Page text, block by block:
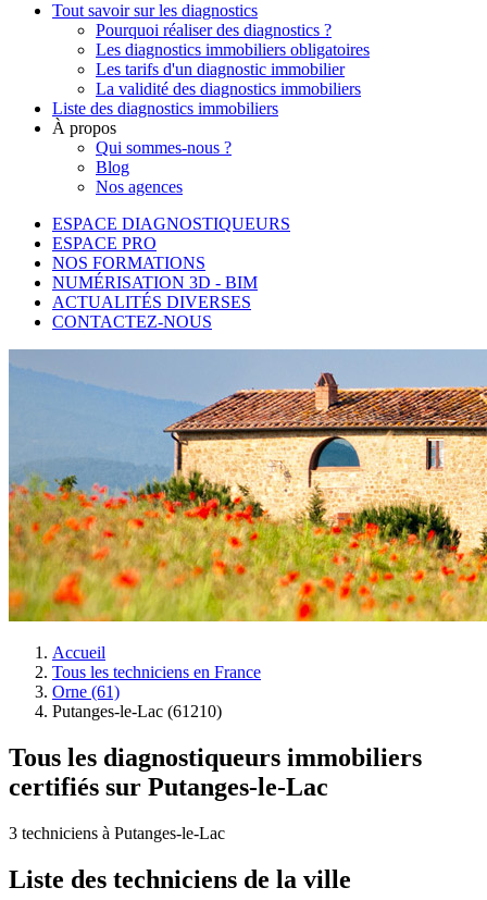
Tout savoir sur les diagnostics
Pourquoi réaliser des diagnostics ?
Les diagnostics immobiliers obligatoires
Les tarifs d'un diagnostic immobilier
La validité des diagnostics immobiliers
Liste des diagnostics immobiliers
À propos
Qui sommes-nous ?
Blog
Nos agences
ESPACE DIAGNOSTIQUEURS
ESPACE PRO
NOS FORMATIONS
NUMÉRISATION 3D - BIM
ACTUALITÉS DIVERSES
CONTACTEZ-NOUS
Accueil
Tous les techniciens en France
Orne (61)
Putanges-le-Lac (61210)
Tous les diagnostiqueurs immobiliers
certifiés sur Putanges-le-Lac
3 techniciens à Putanges-le-Lac
Liste des techniciens de la ville